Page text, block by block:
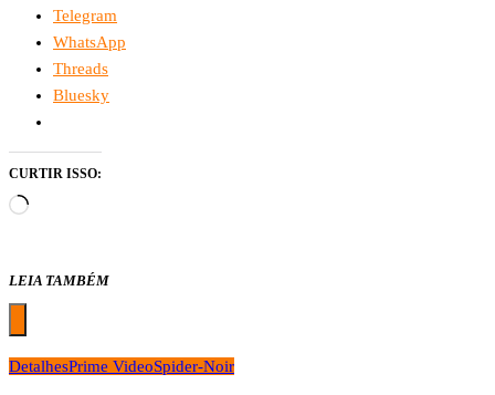
Telegram
WhatsApp
Threads
Bluesky
CURTIR ISSO:
Carregando...
LEIA TAMBÉM
DetalhesPrime VideoSpider-Noir